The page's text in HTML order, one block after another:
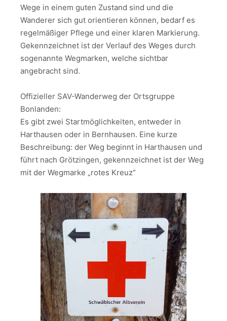
Wege in einem guten Zustand sind und die
Wanderer sich gut orientieren können, bedarf es
regelmäßiger Pflege und einer klaren Markierung.
Gekennzeichnet ist der Verlauf des Weges durch
sogenannte Wegmarken, welche sichtbar
angebracht sind.
Offizieller SAV-Wanderweg der Ortsgruppe
Bonlanden:
Es gibt zwei Startmöglichkeiten, entweder in
Harthausen oder in Bernhausen. Eine kurze
Beschreibung: der Weg beginnt in Harthausen und
führt nach Grötzingen, gekennzeichnet ist der Weg
mit der Wegmarke „rotes Kreuz“